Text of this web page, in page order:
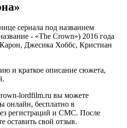
сериала под названием
- «The Crown») 2016 года
Джесика Хоббс, Кристиан
и краткое описание сюжета,
lordfilm.ru вы можете
онлайн, бесплатно в
регистраций и СМС. После
оставить свой отзыв.